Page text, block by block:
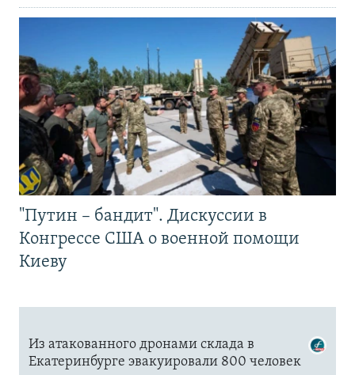
"Путин – бандит". Дискуссии в
Конгрессе США о военной помощи
Киеву